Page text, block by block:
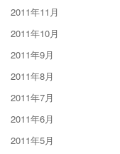
2011年11月
2011年10月
2011年9月
2011年8月
2011年7月
2011年6月
2011年5月